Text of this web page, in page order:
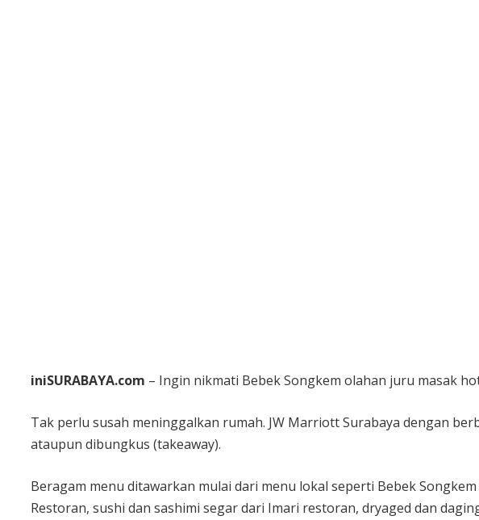
iniSURABAYA.com – Ingin nikmati Bebek Songkem olahan juru masak
Tak perlu susah meninggalkan rumah. JW Marriott Surabaya dengan
ataupun dibungkus (takeaway).
Beragam menu ditawarkan mulai dari menu lokal seperti Bebek
Restoran, sushi dan sashimi segar dari Imari restoran, dryaged dan